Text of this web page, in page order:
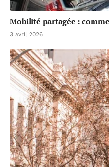
Mobilité partagée :
3 avril 2026